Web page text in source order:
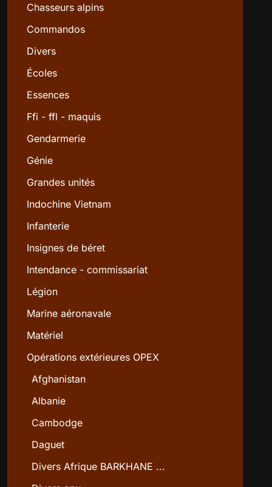
Chasseurs alpins
Commandos
Divers
Écoles
Essences
Ffi - ffl - maquis
Gendarmerie
Génie
Grandes unités
Indochine Vietnam
Infanterie
Insignes de béret
Intendance - commissariat
Légion
Marine aéronavale
Matériel
Opérations extérieures OPEX
Afghanistan
Albanie
Cambodge
Daguet
Divers Afrique BARKHANE ...